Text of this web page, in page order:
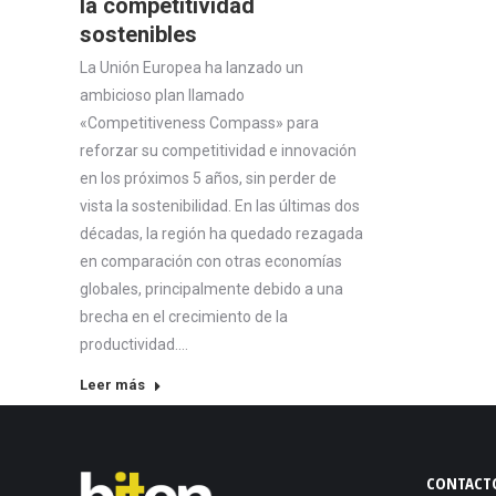
sostenibles
La Unión Europea ha lanzado un
ambicioso plan llamado
«Competitiveness Compass» para
reforzar su competitividad e innovación
en los próximos 5 años, sin perder de
vista la sostenibilidad. En las últimas dos
décadas, la región ha quedado rezagada
en comparación con otras economías
globales, principalmente debido a una
brecha en el crecimiento de la
productividad.…
Leer más